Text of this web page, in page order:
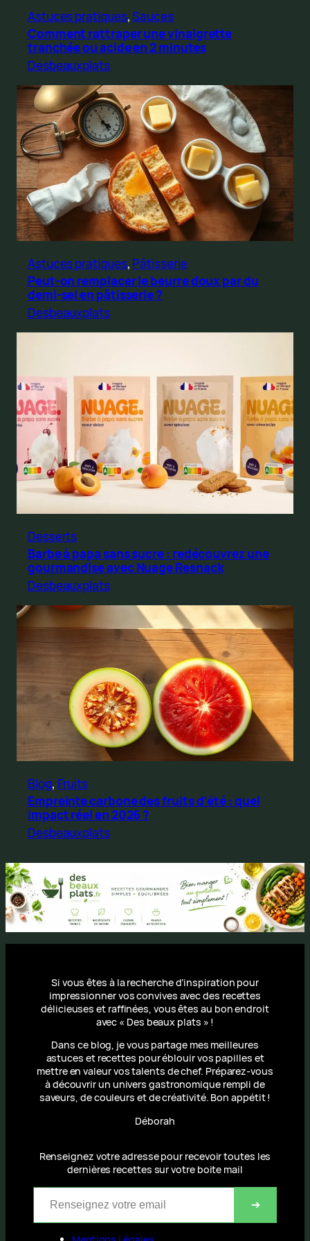
Astuces pratiques, Sauces
Comment rattraper une vinaigrette
tranchée ou acide en 2 minutes
Desbeauxplats
Astuces pratiques, Pâtisserie
Peut-on remplacer le beurre doux par du
demi-sel en pâtisserie ?
Desbeauxplats
Desserts
Barbe à papa sans sucre : redécouvrez une
gourmandise avec Nuage Resnack
Desbeauxplats
Blog, Fruits
Empreinte carbone des fruits d’été : quel
impact réel en 2026 ?
Desbeauxplats
Si vous êtes à la recherche d’inspiration pour
impressionner vos convives avec des recettes
délicieuses et raffinées, vous êtes au bon endroit
avec « Des beaux plats » !
Dans ce blog, je vous partage mes meilleures
astuces et recettes pour éblouir vos papilles et
mettre en valeur vos talents de chef. Préparez-vous
à découvrir un univers gastronomique rempli de
saveurs, de couleurs et de créativité. Bon appétit !
Déborah
Renseignez votre adresse pour recevoir toutes les
dernières recettes sur votre boite mail
Renseignez votre email
➔